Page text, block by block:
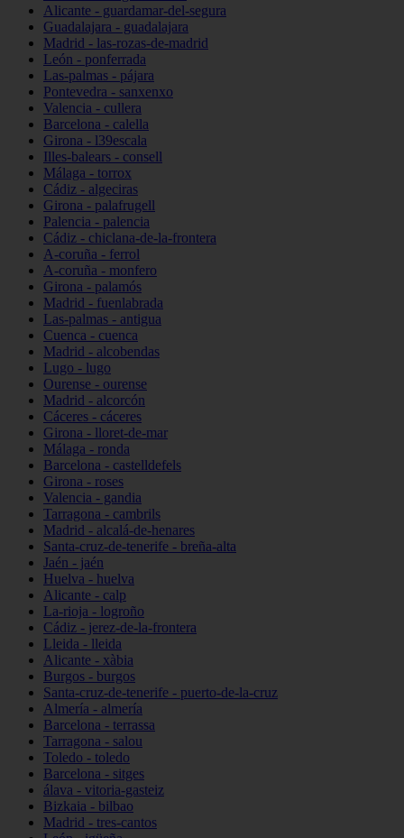
Alicante - guardamar-del-segura
Guadalajara - guadalajara
Madrid - las-rozas-de-madrid
León - ponferrada
Las-palmas - pájara
Pontevedra - sanxenxo
Valencia - cullera
Barcelona - calella
Girona - l39escala
Illes-balears - consell
Málaga - torrox
Cádiz - algeciras
Girona - palafrugell
Palencia - palencia
Cádiz - chiclana-de-la-frontera
A-coruña - ferrol
A-coruña - monfero
Girona - palamós
Madrid - fuenlabrada
Las-palmas - antigua
Cuenca - cuenca
Madrid - alcobendas
Lugo - lugo
Ourense - ourense
Madrid - alcorcón
Cáceres - cáceres
Girona - lloret-de-mar
Málaga - ronda
Barcelona - castelldefels
Girona - roses
Valencia - gandia
Tarragona - cambrils
Madrid - alcalá-de-henares
Santa-cruz-de-tenerife - breña-alta
Jaén - jaén
Huelva - huelva
Alicante - calp
La-rioja - logroño
Cádiz - jerez-de-la-frontera
Lleida - lleida
Alicante - xàbia
Burgos - burgos
Santa-cruz-de-tenerife - puerto-de-la-cruz
Almería - almería
Barcelona - terrassa
Tarragona - salou
Toledo - toledo
Barcelona - sitges
álava - vitoria-gasteiz
Bizkaia - bilbao
Madrid - tres-cantos